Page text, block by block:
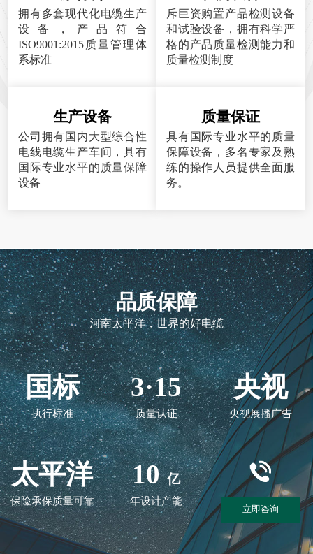
拥有多套现代化电缆生产
设备，产品符合
ISO9001:2015质量管理体
系标准
斥巨资购置产品检测设备
和试验设备，拥有科学严
格的产品质量检测能力和
质量检测制度
生产设备
公司拥有国内大型综合性
电线电缆生产车间，具有
国际专业水平的质量保障
设备
质量保证
具有国际专业水平的质量
保障设备，多名专家及熟
练的操作人员提供全面服
务。
品质保障
河南太平洋，世界的好电缆
国标
执行标准
3·15
质量认证
央视
央视展播广告
太平洋
保险承保质量可靠
10 亿
年设计产能
立即咨询